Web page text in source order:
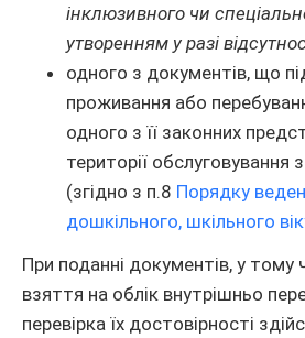
інклюзивного чи
утворенням у разі
одного з документів, що
проживання або
одного з її законних
території обслуговування
(згідно з п.8 Порядку
дошкільного, шкільного
При поданні документів, у тому
взяття на облік внутрішньо
перевірка їх достовірності